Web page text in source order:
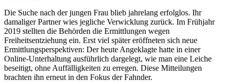
Die Suche nach der jungen Frau blieb jahrelang erfolglos. Ihr
damaliger Partner wies jegliche Verwicklung zurück. Im Frühjahr
2019 stellten die Behörden die Ermittlungen wegen
Freiheitsentziehung ein. Erst viel später eröffneten sich neue
Ermittlungsperspektiven: Der heute Angeklagte hatte in einer
Online-Unterhaltung ausführlich dargelegt, wie man eine Leiche
beseitigt, ohne Auffälligkeiten zu erregen. Diese Mitteilungen
brachten ihn erneut in den Fokus der Fahnder.